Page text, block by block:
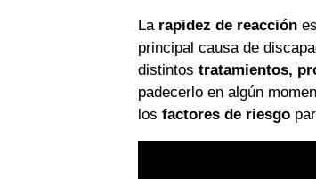
La rapidez de reacción
principal causa de
distintos tratamientos,
padecerlo en algún
los factores de riesgo